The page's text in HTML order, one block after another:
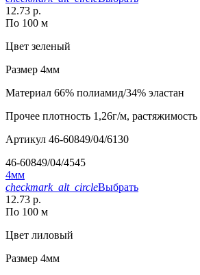
12.73 р.
По 100 м
Цвет зеленый
Размер 4мм
Материал 66% полиамид/34% эластан
Прочее плотность 1,26г/м, растяжимость
Артикул 46-60849/04/6130
46-60849/04/4545
4мм
checkmark_alt_circleВыбрать
12.73 р.
По 100 м
Цвет лиловый
Размер 4мм